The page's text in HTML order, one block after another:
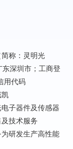
简称：灵明光
深圳市；工商登
用代码
凯
子器件及传感器
技术服务
研发生产高性能